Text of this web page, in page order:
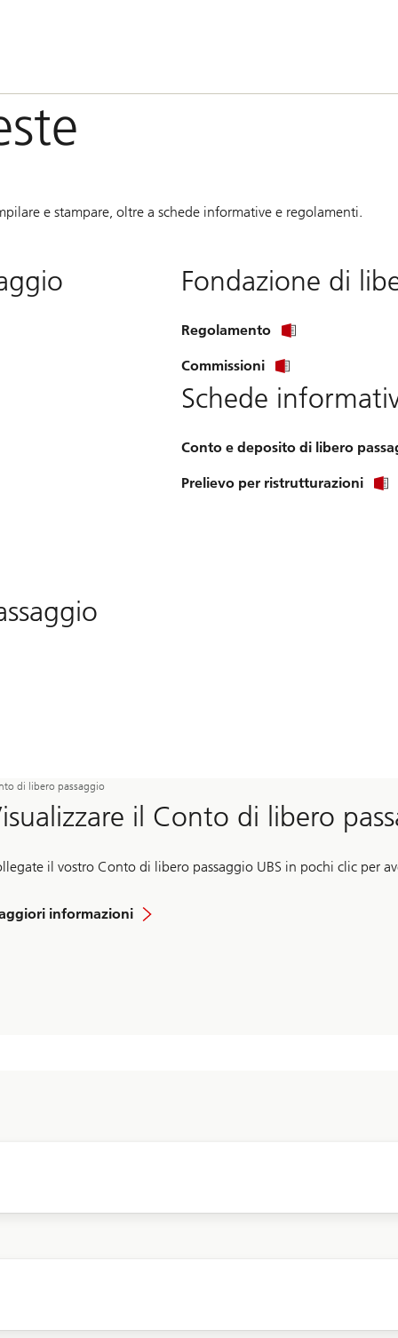
e stampare, oltre a schede informative e regolamenti.
Fondazione di
Regolamento
Commissioni
Schede
Conto e deposito di libero
Prelievo per ristrutturazioni
di libero passaggio
il Conto di libero
il vostro Conto di libero passaggio UBS in pochi clic per
informazioni